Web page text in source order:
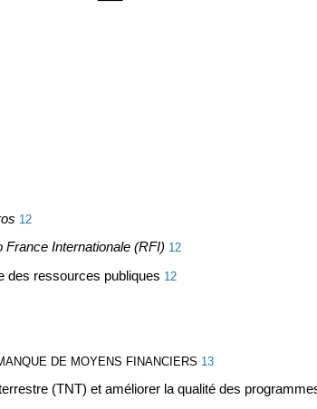
12
Internationale (RFI) 12
des ressources publiques 12
DE MOYENS FINANCIERS 13
(TNT) et améliorer la qualité des